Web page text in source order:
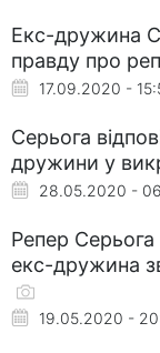
Екс-дружина
правду про
17.09.2020 -
Серьога
дружини у
28.05.2020 -
Репер Серьога
екс-дружина
19.05.2020 -